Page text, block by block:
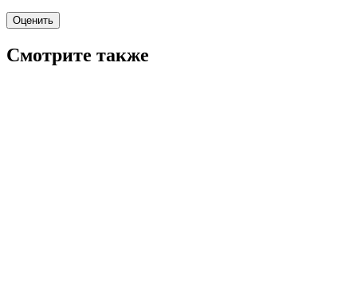
Оценить
Смотрите также